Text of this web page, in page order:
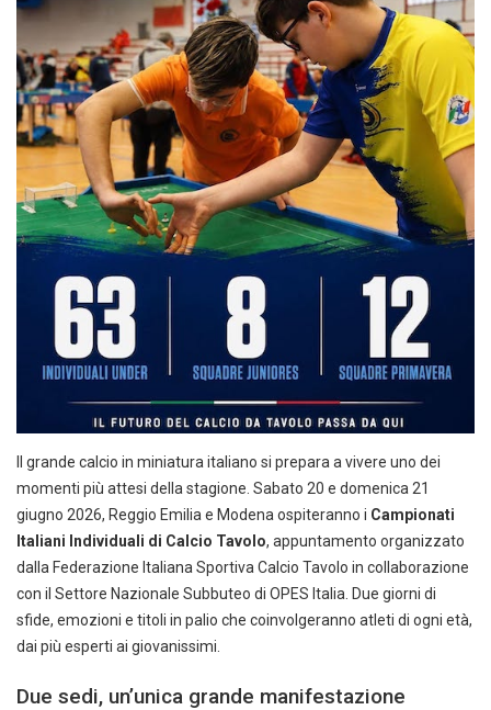
Il grande calcio in miniatura italiano si prepara a vivere uno dei
momenti più attesi della stagione. Sabato 20 e domenica 21
giugno 2026, Reggio Emilia e Modena ospiteranno i Campionati
Italiani Individuali di Calcio Tavolo, appuntamento organizzato
dalla Federazione Italiana Sportiva Calcio Tavolo in collaborazione
con il Settore Nazionale Subbuteo di OPES Italia. Due giorni di
sfide, emozioni e titoli in palio che coinvolgeranno atleti di ogni età,
dai più esperti ai giovanissimi.
Due sedi, un’unica grande manifestazione